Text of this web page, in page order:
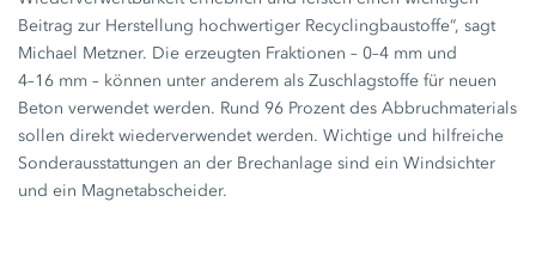
Beitrag zur Herstellung hochwertiger Recyclingbaustoffe“, sagt
Michael Metzner. Die erzeugten Fraktionen –0–4 mm und
4–16 mm – können unter anderem als Zuschlagstoffe für neuen
Beton verwendet werden. Rund 96 Prozentdes Abbruchmaterials
sollen direkt wiederverwendet werden. Wichtige und hilfreiche
Sonderausstattungen an der Brechanlage sind ein Windsichter
und ein Magnetabscheider.